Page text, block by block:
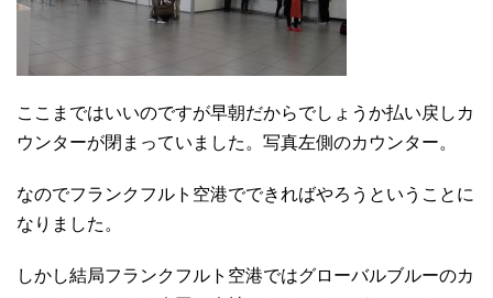
ここまではいいのですが早朝だからでしょうか払い戻しカ
ウンターが閉まっていました。写真左側のカウンター。
なのでフランクフルト空港でできればやろうということに
なりました。
しかし結局フランクフルト空港ではグローバルブルーのカ